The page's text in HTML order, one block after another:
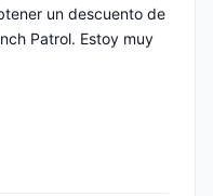
un descuento de
Patrol. Estoy muy